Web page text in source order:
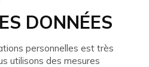
DONNÉES
personnelles est très
utilisons des mesures